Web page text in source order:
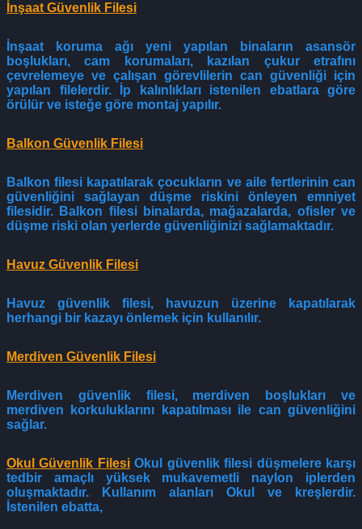
İnşaat Güvenlik Filesi
İnşaat koruma ağı yeni yapılan binaların asansör
boşlukları, cam korumaları, kazılan çukur etrafını
çevrelemeye ve çalışan görevlilerin can güvenliği için
yapılan filelerdir. İp kalınlıkları istenilen ebatlara göre
örülür ve isteğe göre montaj yapılır.
Balkon Güvenlik Filesi
Balkon filesi kapatılarak çocukların ve aile fertlerinin can
güvenliğini sağlayan düşme riskini önleyen emniyet
filesidir. Balkon filesi binalarda, mağazalarda, ofisler ve
düşme riski olan yerlerde güvenliğinizi sağlamaktadır.
Havuz Güvenlik Filesi
Havuz güvenlik filesi, havuzun üzerine kapatılarak
herhangi bir kazayı önlemek için kullanılır.
Merdiven Güvenlik Filesi
Merdiven güvenlik filesi, merdiven boşlukları ve
merdiven korkuluklarını kapatılması ile can güvenliğini
sağlar.
Okul Güvenlik FilesiOkul güvenlik filesi düşmelere karşı
tedbir amaçlı yüksek mukavemetli naylon iplerden
oluşmaktadır. Kullanım alanları Okul ve kreşlerdir.
İstenilen ebatta,